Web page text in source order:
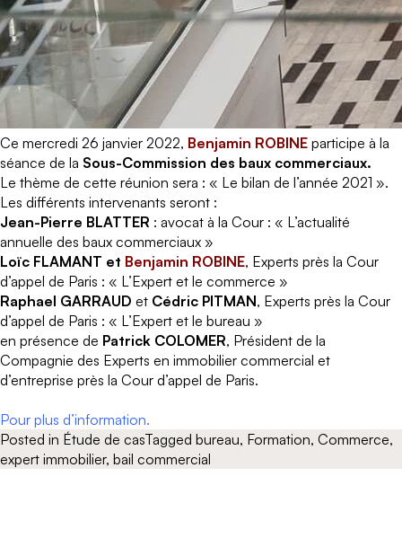
Ce mercredi 26 janvier 2022, Benjamin ROBINE participe à la
séance de la Sous-Commission des baux commerciaux.
Le thème de cette réunion sera : « Le bilan de l’année 2021 ».
Les différents intervenants seront :
Jean-Pierre BLATTER : avocat à la Cour : « L’actualité
annuelle des baux commerciaux »
Loïc FLAMANT et Benjamin ROBINE, Experts près la Cour
d’appel de Paris : « L’Expert et le commerce »
Raphael GARRAUD et Cédric PITMAN, Experts près la Cour
d’appel de Paris : « L’Expert et le bureau »
en présence de Patrick COLOMER, Président de la
Compagnie des Experts en immobilier commercial et
d’entreprise près la Cour d’appel de Paris.
Pour plus d’information.
Posted in Étude de casTagged bureau, Formation, Commerce,
expert immobilier, bail commercial